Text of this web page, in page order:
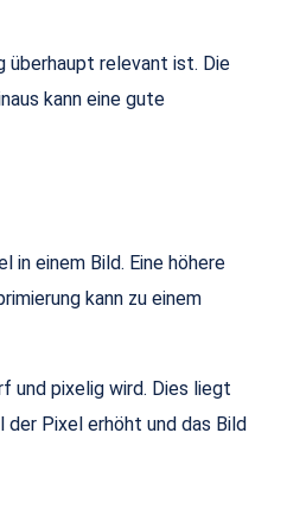
überhaupt relevant ist. Die
kann eine gute
in einem Bild. Eine höhere
kann zu einem
und pixelig wird. Dies liegt
der Pixel erhöht und das Bild